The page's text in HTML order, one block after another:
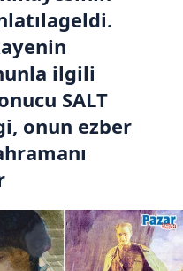
ilgili
SALT
onun ezber